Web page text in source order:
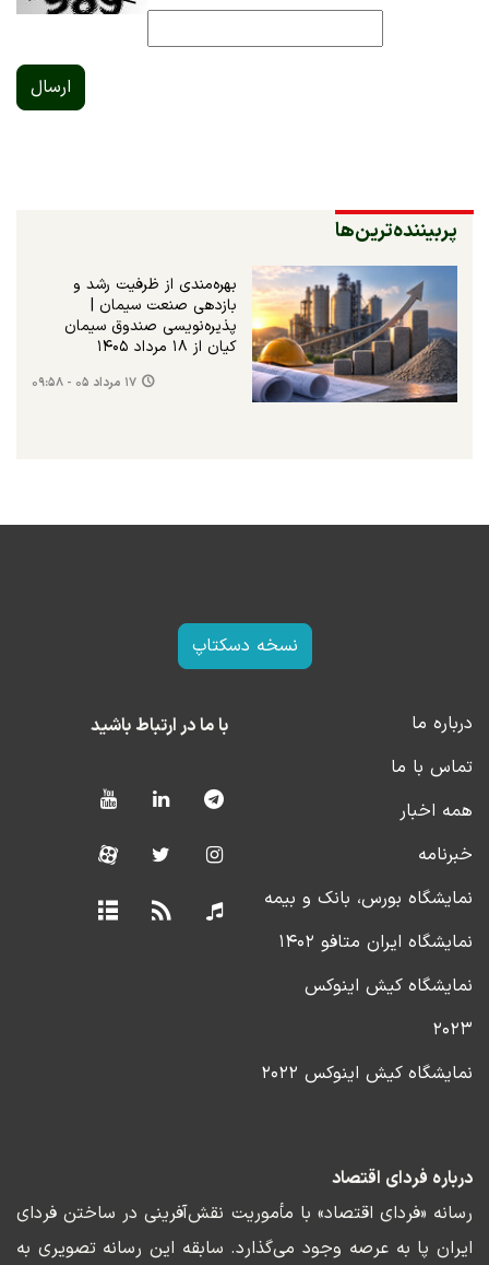
ارسال
پربیننده‌ترین‌ها
بهره‌مندی از ظرفیت رشد و
بازدهی صنعت سیمان |
پذیره‌نویسی صندوق سیمان
کیان از ۱۸ مرداد ۱۴۰۵
۱۷ مرداد ۰۵ - ۰۹:۵۸
نسخه دسکتاپ
درباره ما
تماس با ما
همه اخبار
خبرنامه
نمایشگاه بورس، بانک و بیمه
نمایشگاه ایران متافو ۱۴۰۲
نمایشگاه کیش اینوکس
۲۰۲۳
نمایشگاه کیش اینوکس ۲۰۲۲
با ما در ارتباط باشید
درباره فردای اقتصاد
رسانه «فردای اقتصاد» با مأموریت نقش‌آفرینی در ساختن فردای
ایران پا به عرصه وجود می‌گذارد. سابقه این رسانه تصویری به